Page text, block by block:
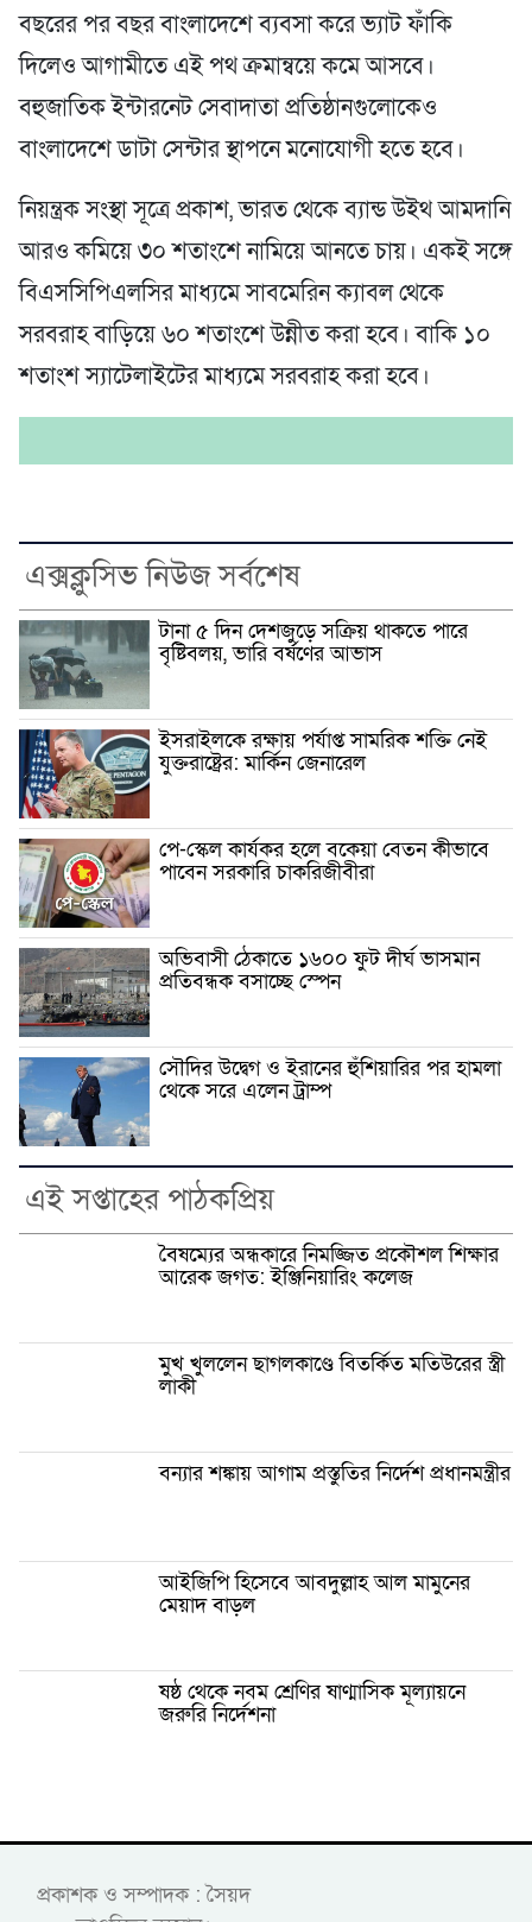
বছরের পর বছর বাংলাদেশে ব্যবসা করে ভ্যাট ফাঁকি
দিলেও আগামীতে এই পথ ক্রমান্বয়ে কমে আসবে।
বহুজাতিক ইন্টারনেট সেবাদাতা প্রতিষ্ঠানগুলোকেও
বাংলাদেশে ডাটা সেন্টার স্থাপনে মনোযোগী হতে হবে।
নিয়ন্ত্রক সংস্থা সূত্রে প্রকাশ, ভারত থেকে ব্যান্ড উইথ আমদানি
আরও কমিয়ে ৩০ শতাংশে নামিয়ে আনতে চায়। একই সঙ্গে
বিএসসিপিএলসির মাধ্যমে সাবমেরিন ক্যাবল থেকে
সরবরাহ বাড়িয়ে ৬০ শতাংশে উন্নীত করা হবে। বাকি ১০
শতাংশ স্যাটেলাইটের মাধ্যমে সরবরাহ করা হবে।
এক্সক্লুসিভ নিউজ সর্বশেষ
টানা ৫ দিন দেশজুড়ে সক্রিয় থাকতে পারে
বৃষ্টিবলয়, ভারি বর্ষণের আভাস
ইসরাইলকে রক্ষায় পর্যাপ্ত সামরিক শক্তি নেই
যুক্তরাষ্ট্রের: মার্কিন জেনারেল
পে-স্কেল কার্যকর হলে বকেয়া বেতন কীভাবে
পাবেন সরকারি চাকরিজীবীরা
অভিবাসী ঠেকাতে ১৬০০ ফুট দীর্ঘ ভাসমান
প্রতিবন্ধক বসাচ্ছে স্পেন
সৌদির উদ্বেগ ও ইরানের হুঁশিয়ারির পর হামলা
থেকে সরে এলেন ট্রাম্প
এই সপ্তাহের পাঠকপ্রিয়
বৈষম্যের অন্ধকারে নিমজ্জিত প্রকৌশল শিক্ষার
আরেক জগত: ইঞ্জিনিয়ারিং কলেজ
মুখ খুললেন ছাগলকাণ্ডে বিতর্কিত মতিউরের স্ত্রী
লাকী
বন্যার শঙ্কায় আগাম প্রস্তুতির নির্দেশ প্রধানমন্ত্রীর
আইজিপি হিসেবে আবদুল্লাহ আল মামুনের
মেয়াদ বাড়ল
ষষ্ঠ থেকে নবম শ্রেণির ষাণ্মাসিক মূল্যায়নে
জরুরি নির্দেশনা
প্রকাশক ও সম্পাদক : সৈয়দ